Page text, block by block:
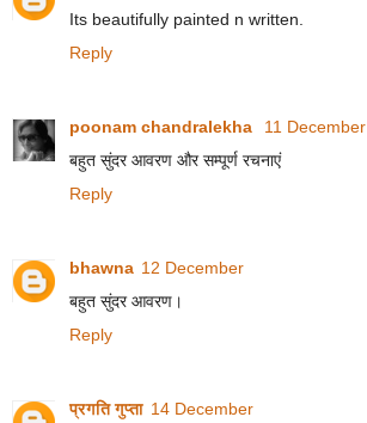
Its beautifully painted n written.
Reply
poonam chandralekha
11 December
बहुत सुंदर आवरण और सम्पूर्ण रचनाएं
Reply
bhawna 12 December
बहुत सुंदर आवरण।
Reply
प्रगति गुप्ता 14 December